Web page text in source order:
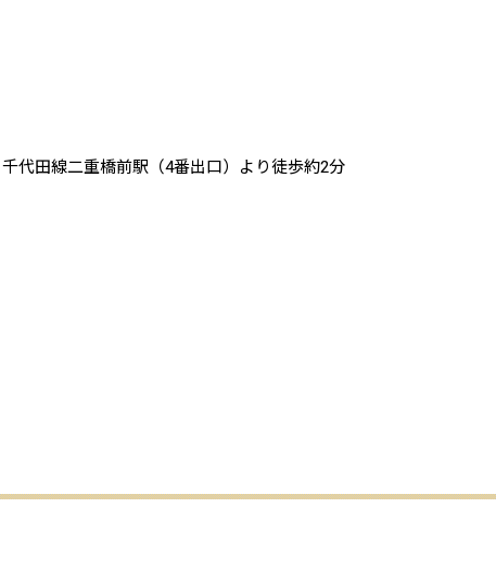
代田線二重橋前駅（4番出口）より徒歩約2分